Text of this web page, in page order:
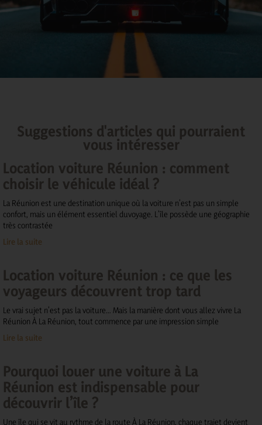
Suggestions d'articles qui pourraient
vous intéresser
Location voiture Réunion : comment
choisir le véhicule idéal ?
La Réunion est une destination unique où la voiture n’est pas un simple
confort, mais un élément essentiel duvoyage. L’île possède une géographie
très contrastée
Lire la suite
Location voiture Réunion : ce que les
voyageurs découvrent trop tard
Le vrai sujet n’est pas la voiture… Mais la manière dont vous allez vivre La
Réunion À La Réunion, tout commence par une impression simple
Lire la suite
Pourquoi louer une voiture à La
Réunion est indispensable pour
découvrir l’île ?
Une île qui se vit au rythme de la route À La Réunion, chaque trajet devient